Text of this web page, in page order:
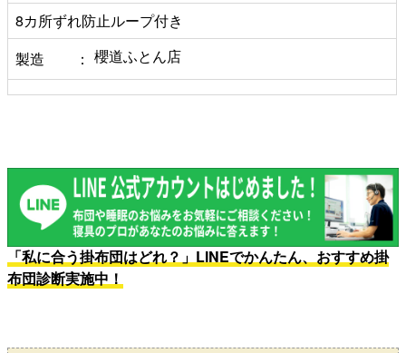
8カ所ずれ防止ループ付き
製造
櫻道ふとん店
「私に合う掛布団はどれ？」LINEでかんたん、おすすめ掛
布団診断実施中！